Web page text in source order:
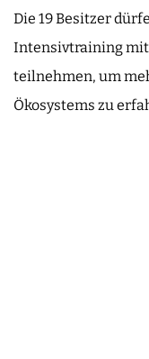
Die 19 Besitzer
Intensivtraining mit
teilnehmen, um
Ökosystems zu